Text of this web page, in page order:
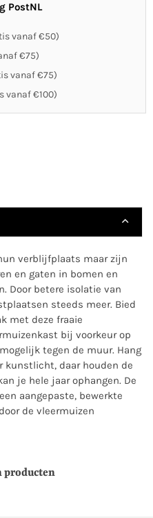
PostNL
vanaf €50)
€75)
vanaf €75)
vanaf €100)
verblijfplaats maar zijn
en gaten in bomen en
Door betere isolatie van
steeds meer. Bied
met deze fraaie
bij voorkeur op
tegen de muur. Hang
kunstlicht, daar houden de
je hele jaar ophangen. De
aangepaste, bewerkte
de vleermuizen
producten